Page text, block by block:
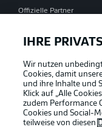
Offizielle Partner
IHRE
Wir nutzen
Cookies, damit
und ihre Inhalte und
Klick auf „Alle
zudem Performance
Cookies und Social-
teilweise von diesen